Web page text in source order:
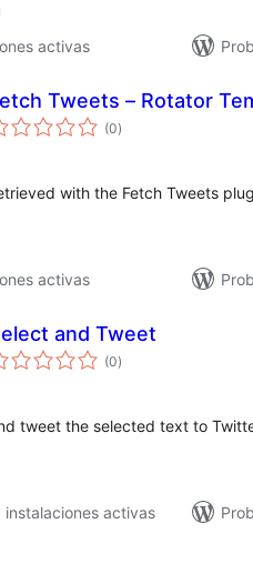
activas
Tweets – Rotator
(0total
de
)
with the Fetch Tweets
activas
and Tweet
(0total
de
)
tweet the selected text to
instalaciones activas